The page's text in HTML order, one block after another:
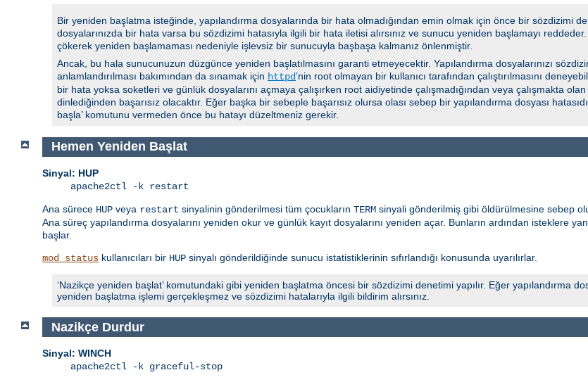
Bir yeniden başlatma isteğinde, yapılandırma dosyalarında bir hata olmadığından emin olmak için önce bir sözdizimi
dosyalarınızda bir hata varsa bu sözdizimi hatasıyla ilgili bir hata iletisi alırsınız ve sunucu yeniden başlamayı
çökerek yeniden başlamaması nedeniyle işlevsiz bir sunucuyla başbaşa kalmanız önlenmiştir.
Ancak, bu hala sunucunuzun düzgünce yeniden başlatılmasını garanti etmeyecektir. Yapılandırma dosyalarınızı
anlamlandırılması bakımından da sınamak için httpd’nin root olmayan bir kullanıcı tarafından çalıştırılmasını
bir hata yoksa soketleri ve günlük dosyalarını açmaya çalışırken root aidiyetinde çalışmadığından veya çalışmakta
dinlediğinden başarısız olacaktır. Eğer başka bir sebeple başarısız olursa olası sebep bir yapılandırma dosyası
başla’ komutunu vermeden önce bu hatayı düzeltmeniz gerekir.
Hemen Yeniden Başlat
Sinyal: HUP
apache2ctl -k restart
Ana sürece HUP veya restart sinyalinin gönderilmesi tüm çocukların TERM sinyali gönderilmiş gibi öldürülmesine sebep
Ana süreç yapılandırma dosyalarını yeniden okur ve günlük kayıt dosyalarını yeniden açar. Bunların ardından isteklere
başlar.
mod_status kullanıcıları bir HUP sinyalı gönderildiğinde sunucu istatistiklerinin sıfırlandığı konusunda uyarılırlar.
‘Nazikçe yeniden başlat’ komutundaki gibi yeniden başlatma öncesi bir sözdizimi denetimi yapılır. Eğer yapılandırma
yeniden başlatma işlemi gerçekleşmez ve sözdizimi hatalarıyla ilgili bildirim alırsınız.
Nazikçe Durdur
Sinyal: WINCH
apache2ctl -k graceful-stop